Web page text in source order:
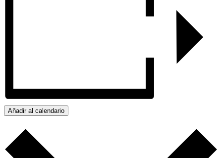
Añadir al calendario